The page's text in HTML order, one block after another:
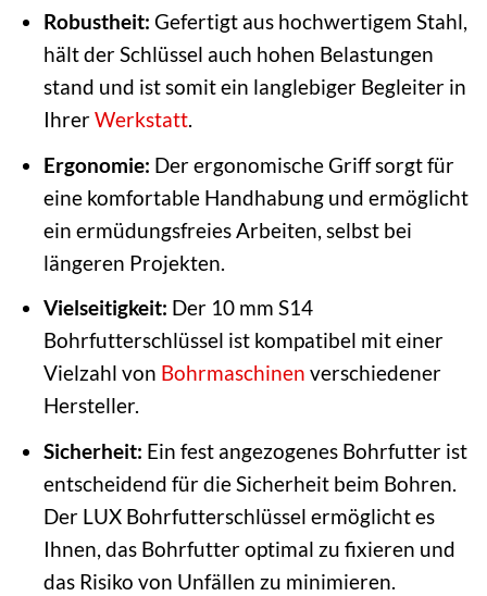
Robustheit: Gefertigt aus hochwertigem Stahl,
hält der Schlüssel auch hohen Belastungen
stand und ist somit ein langlebiger Begleiter in
IhrerWerkstatt.
Ergonomie: Der ergonomische Griff sorgt für
eine komfortable Handhabung und ermöglicht
ein ermüdungsfreies Arbeiten, selbst bei
längeren Projekten.
Vielseitigkeit: Der 10 mm S14
Bohrfutterschlüssel ist kompatibel mit einer
Vielzahl von Bohrmaschinen verschiedener
Hersteller.
Sicherheit: Ein fest angezogenes Bohrfutter ist
entscheidend für die Sicherheit beim Bohren.
Der LUX Bohrfutterschlüssel ermöglicht es
Ihnen, das Bohrfutter optimal zu fixieren und
das Risiko von Unfällen zu minimieren.